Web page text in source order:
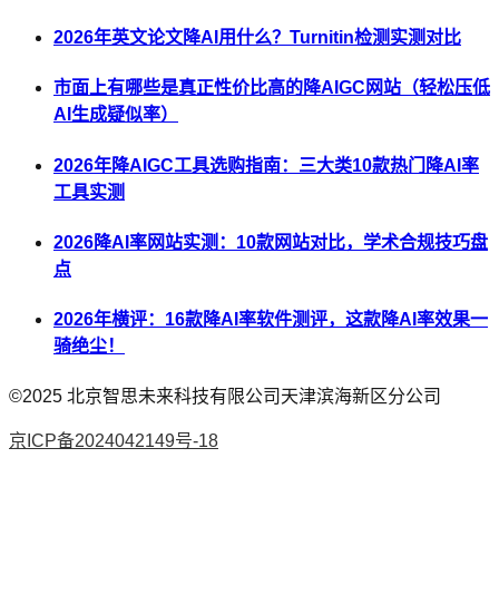
2026年英文论文降AI用什么？Turnitin检测实测对比
市面上有哪些是真正性价比高的降AIGC网站（轻松压低
AI生成疑似率）
2026年降AIGC工具选购指南：三大类10款热门降AI率
工具实测
2026降AI率网站实测：10款网站对比，学术合规技巧盘
点
2026年横评：16款降AI率软件测评，这款降AI率效果一
骑绝尘！
©2025 北京智思未来科技有限公司天津滨海新区分公司
京ICP备2024042149号-18